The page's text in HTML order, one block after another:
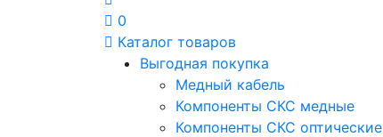
0
Каталог товаров
Выгодная покупка
Медный кабель
Компоненты СКС медные
Компоненты СКС оптические